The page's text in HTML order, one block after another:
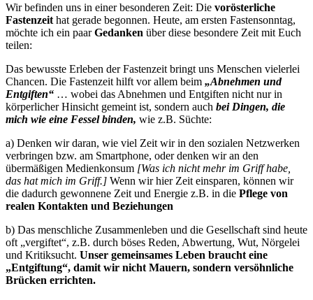
Wir befinden uns in einer besonderen Zeit: Die vorösterliche
Fastenzeit hat gerade begonnen. Heute, am ersten Fastensonntag,
möchte ich ein paarGedanken über diese besondere Zeit mit Euch
teilen:
Das bewusste Erleben der Fastenzeit bringt uns Menschen vielerlei
Chancen. Die Fastenzeit hilft vor allem beim „Abnehmen und
Entgiften“ … wobei das Abnehmen und Entgiften nicht nur in
körperlicher Hinsicht gemeint ist, sondern auch bei Dingen, die
mich wie eine Fessel binden, wie z.B. Süchte:
a) Denken wir daran, wie viel Zeit wir in den sozialen Netzwerken
verbringen bzw. am Smartphone, oder denken wir an den
übermäßigen Medienkonsum [Was ich nicht mehr im Griff habe,
das hat mich im Griff.] Wenn wir hier Zeit einsparen, können wir
die dadurch gewonnene Zeit und Energie z.B. in die Pflege von
realen Kontakten und Beziehungen
b) Das menschliche Zusammenleben und die Gesellschaft sind heute
oft „vergiftet“, z.B. durch böses Reden, Abwertung, Wut, Nörgelei
und Kritiksucht. Unser gemeinsames Leben braucht eine
„Entgiftung“, damit wir nicht Mauern, sondern versöhnliche
Brücken errichten.